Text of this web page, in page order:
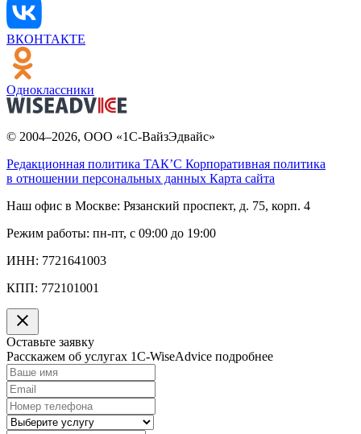
ВКОНТАКТЕ
Одноклассники
© 2004–2026, ООО «1С-ВайзЭдвайс»
Редакционная политика ТАК’C Корпоративная политика
в отношении персональных данных Карта сайта
Наш офис в Москве: Рязанский проспект, д. 75, корп. 4
Режим работы: пн-пт, с 09:00 до 19:00
ИНН: 7721641003
КПП: 772101001
Оставьте заявку
Расскажем об услугах 1C-WiseAdvice подробнее